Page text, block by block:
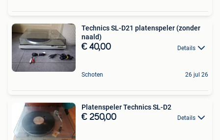
Technics SL-D21 platenspeler (zonder
naald)
€ 40,00 Details
Schoten 26 jul 26
Platenspeler Technics SL-D2
€ 250,00 Details